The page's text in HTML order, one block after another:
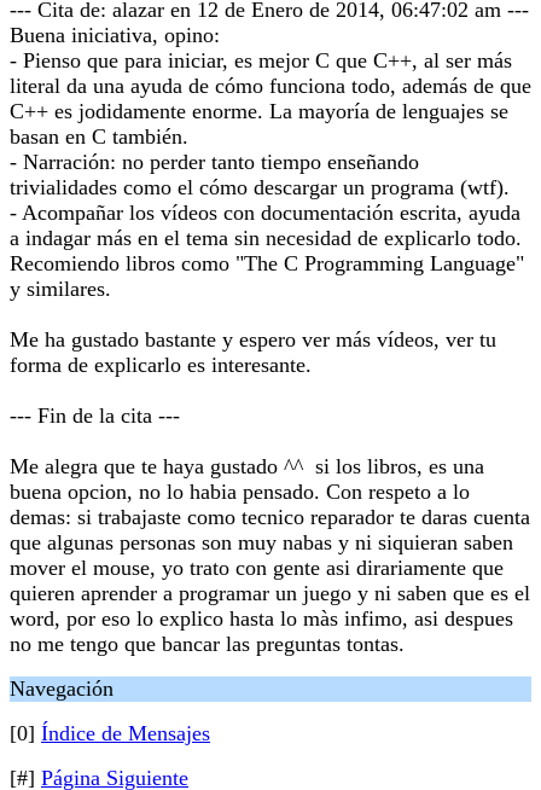
--- Cita de: alazar en 12 de Enero de 2014, 06:47:02 am ---
Buena iniciativa, opino:
- Pienso que para iniciar, es mejor C que C++, al ser más
literal da una ayuda de cómo funciona todo, además de que
C++ es jodidamente enorme. La mayoría de lenguajes se
basan en C también.
- Narración: no perder tanto tiempo enseñando
trivialidades como el cómo descargar un programa (wtf).
- Acompañar los vídeos con documentación escrita, ayuda
a indagar más en el tema sin necesidad de explicarlo todo.
Recomiendo libros como "The C Programming Language"
y similares.
Me ha gustado bastante y espero ver más vídeos, ver tu
forma de explicarlo es interesante.
--- Fin de la cita ---
Me alegra que te haya gustado ^^ si los libros, es una
buena opcion, no lo habia pensado. Con respeto a lo
demas: si trabajaste como tecnico reparador te daras cuenta
que algunas personas son muy nabas y ni siquieran saben
mover el mouse, yo trato con gente asi dirariamente que
quieren aprender a programar un juego y ni saben que es el
word, por eso lo explico hasta lo màs infimo, asi despues
no me tengo que bancar las preguntas tontas.
Navegación
[0] Índice de Mensajes
[#] Página Siguiente